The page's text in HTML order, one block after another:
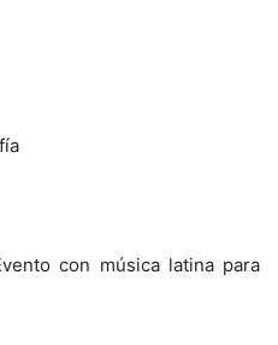
con música latina para